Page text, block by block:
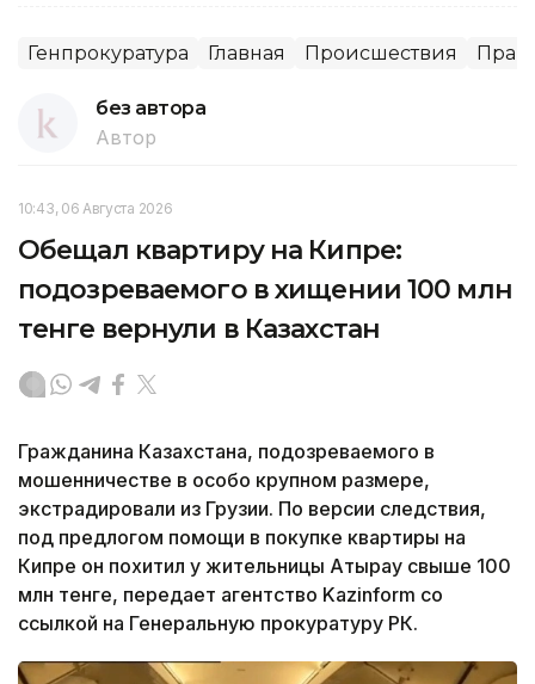
Генпрокуратура Главная Происшествия
без автора
Автор
10:43, 06 Августа 2026
Обещал квартиру на Кипре:
подозреваемого в хищении 100 млн
тенге вернули в Казахстан
Гражданина Казахстана, подозреваемого в
мошенничестве в особо крупном размере,
экстрадировали из Грузии. По версии следствия,
под предлогом помощи в покупке квартиры на
Кипре он похитил у жительницы Атырау свыше 100
млн тенге, передает агентство Kazinform со
ссылкой на Генеральную прокуратуру РК.